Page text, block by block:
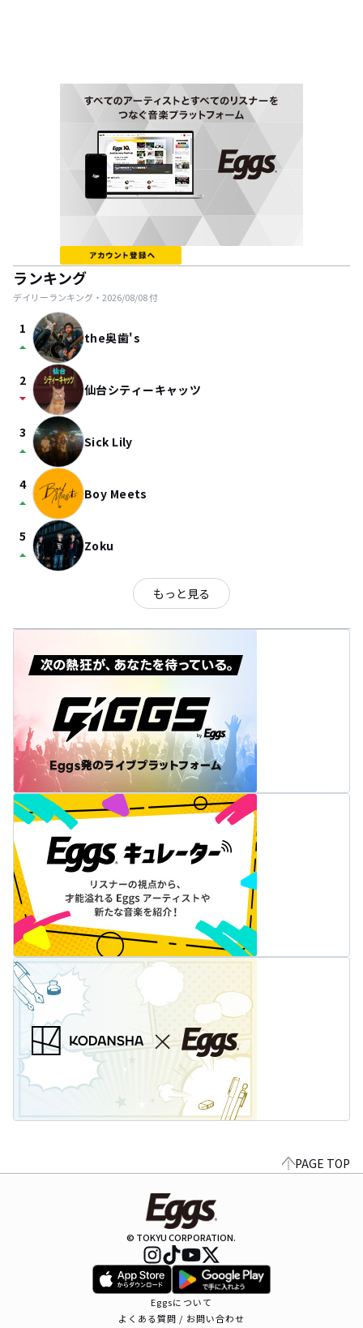
ランキング
デイリーランキング・ 2026/08/08付
1
arrow_drop_up the奥歯's
2
arrow_drop_down 仙台シティーキャッツ
3
arrow_drop_up Sick Lily
4
arrow_drop_up Boy Meets
5
arrow_drop_up Zoku
もっと見る
PAGE TOP
© TOKYU CORPORATION.
Eggsについて
よくある質問 / お問い合わせ